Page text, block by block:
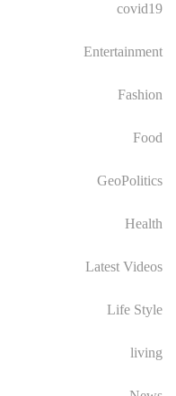
covid19
Entertainment
Fashion
Food
GeoPolitics
Health
Latest Videos
Life Style
living